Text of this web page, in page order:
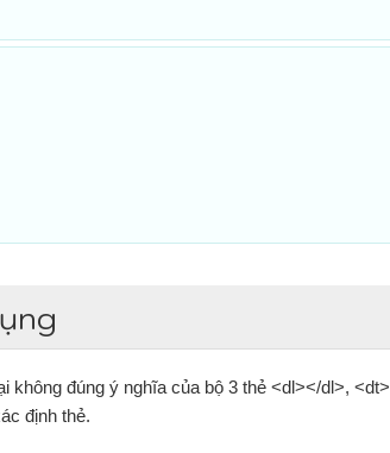
đúng ý nghĩa của bộ 3 thẻ <dl></dl>, <dt>
định thẻ.